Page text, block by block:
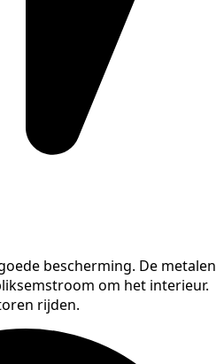
bescherming. De metalen
om het interieur.
rijden.